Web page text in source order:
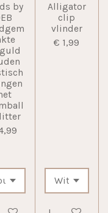
by
Alligator
clip
vlinder
€ 1,99